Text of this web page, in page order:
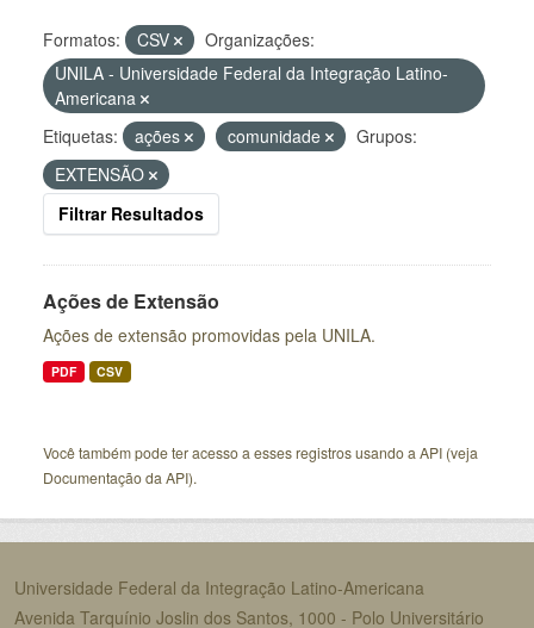
Formatos: CSV
Organizações:
UNILA - Universidade Federal da Integração Latino-
Americana
Etiquetas:
ações comunidade
Grupos:
EXTENSÃO
Filtrar Resultados
Ações de Extensão
Ações de extensão promovidas pela UNILA.
PDF CSV
Você também pode ter acesso a esses registros usando a API (veja
Documentação da API).
Universidade Federal da Integração Latino-Americana
Avenida Tarquínio Joslin dos Santos, 1000 - Polo Universitário